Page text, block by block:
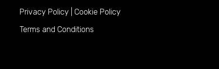
Privacy Policy
Cookie Policy
Terms and Conditions